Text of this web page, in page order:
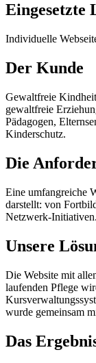
Eingesetzte
Individuelle
Der Kunde
Gewaltfreie
gewaltfreie
Pädagogen,
Kinderschutz.
Die
Eine umfangreiche
darstellt: von
Netzwerk-
Unsere
Die Website mit
laufenden Pflege
wurde gemeinsam
Das